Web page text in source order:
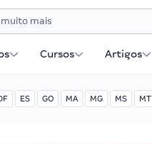
Cursos Artigos
ES GO MA MG MS MT